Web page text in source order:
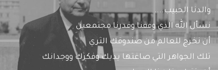
والدنا الحبيب....
نسأل الله الذي وفقنا وقدرنا مجتمعين
أن نخرج للعالم من صندوقك الثري
تلك الجواهر التي صاغتها يديك وفكرك ووجدانك